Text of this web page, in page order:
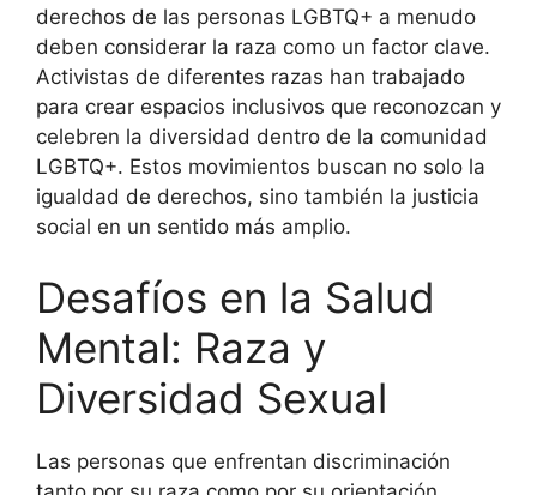
derechos de las personas LGBTQ+ a menudo
deben considerar la raza como un factor clave.
Activistas de diferentes razas han trabajado
para crear espacios inclusivos que reconozcan y
celebren la diversidad dentro de la comunidad
LGBTQ+. Estos movimientos buscan no solo la
igualdad de derechos, sino también la justicia
social en un sentido más amplio.
Desafíos en la Salud
Mental: Raza y
Diversidad Sexual
Las personas que enfrentan discriminación